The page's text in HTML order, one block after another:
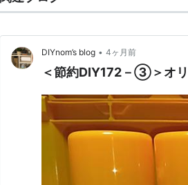
DIYnom’s blog • 4ヶ月前
＜節約DIY172－③＞オ